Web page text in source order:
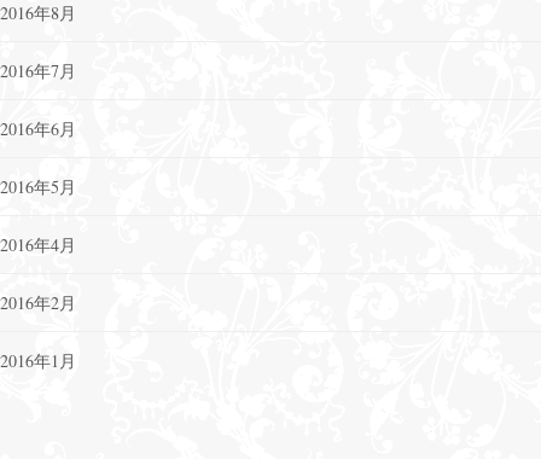
2016年8月
2016年7月
2016年6月
2016年5月
2016年4月
2016年2月
2016年1月